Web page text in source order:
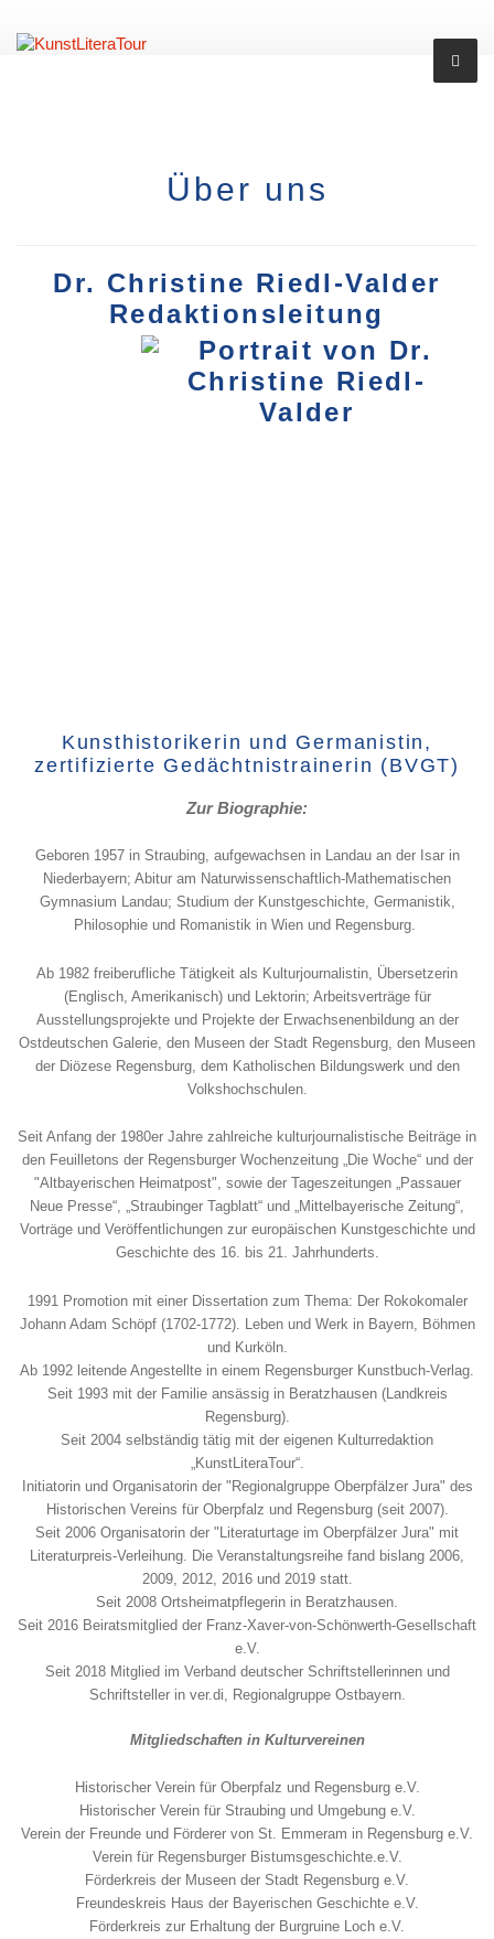
Über uns
Dr. Christine Riedl-Valder
Redaktionsleitung
Kunsthistorikerin und Germanistin,
zertifizierte Gedächtnistrainerin (BVGT)
Zur Biographie:
Geboren 1957 in Straubing, aufgewachsen in Landau an der Isar in
Niederbayern; Abitur am Naturwissenschaftlich-Mathematischen
Gymnasium Landau; Studium der Kunstgeschichte, Germanistik,
Philosophie und Romanistik in Wien und Regensburg.
Ab 1982 freiberufliche Tätigkeit als Kulturjournalistin, Übersetzerin
(Englisch, Amerikanisch) und Lektorin; Arbeitsverträge für
Ausstellungsprojekte und Projekte der Erwachsenenbildung an der
Ostdeutschen Galerie, den Museen der Stadt Regensburg, den Museen
der Diözese Regensburg, dem Katholischen Bildungswerk und den
Volkshochschulen.
Seit Anfang der 1980er Jahre zahlreiche kulturjournalistische Beiträge in
den Feuilletons der Regensburger Wochenzeitung „Die Woche“ und der
"Altbayerischen Heimatpost", sowie der Tageszeitungen „Passauer
Neue Presse“, „Straubinger Tagblatt“ und „Mittelbayerische Zeitung“,
Vorträge und Veröffentlichungen zur europäischen Kunstgeschichte und
Geschichte des 16. bis 21. Jahrhunderts.
1991 Promotion mit einer Dissertation zum Thema: Der Rokokomaler
Johann Adam Schöpf (1702-1772). Leben und Werk in Bayern, Böhmen
und Kurköln.
Ab 1992 leitende Angestellte in einem Regensburger Kunstbuch-Verlag.
Seit 1993 mit der Familie ansässig in Beratzhausen (Landkreis
Regensburg).
Seit 2004 selbständig tätig mit der eigenen Kulturredaktion
„KunstLiteraTour“.
Initiatorin und Organisatorin der "Regionalgruppe Oberpfälzer Jura" des
Historischen Vereins für Oberpfalz und Regensburg (seit 2007).
Seit 2006 Organisatorin der "Literaturtage im Oberpfälzer Jura" mit
Literaturpreis-Verleihung. Die Veranstaltungsreihe fand bislang 2006,
2009, 2012, 2016 und 2019 statt.
Seit 2008 Ortsheimatpflegerin in Beratzhausen.
Seit 2016 Beiratsmitglied der Franz-Xaver-von-Schönwerth-Gesellschaft
e.V.
Seit 2018 Mitglied im Verband deutscher Schriftstellerinnen und
Schriftsteller in ver.di, Regionalgruppe Ostbayern.
Mitgliedschaften in Kulturvereinen
Historischer Verein für Oberpfalz und Regensburg e.V.
Historischer Verein für Straubing und Umgebung e.V.
Verein der Freunde und Förderer von St. Emmeram in Regensburg e.V.
Verein für Regensburger Bistumsgeschichte.e.V.
Förderkreis der Museen der Stadt Regensburg e.V.
Freundeskreis Haus der Bayerischen Geschichte e.V.
Förderkreis zur Erhaltung der Burgruine Loch e.V.